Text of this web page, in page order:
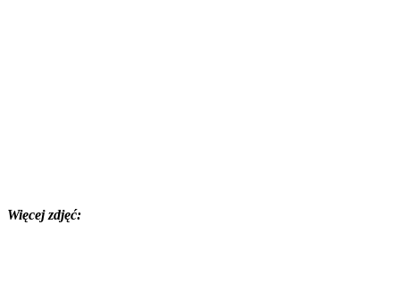
Więcej zdjęć: